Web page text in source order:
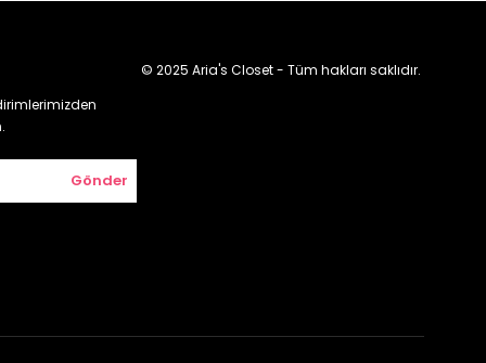
Gönder
© 2025 Aria's Closet - Tüm hakları saklıdır.